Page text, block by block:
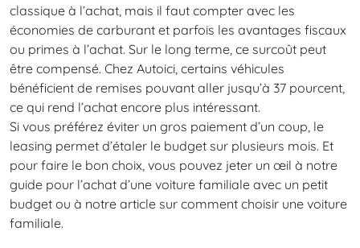
classique à l’achat, mais il faut compter avec les
économies de carburant et parfois les avantages fiscaux
ou primes à l’achat. Sur le long terme, ce surcoût peut
être compensé. Chez Autoici, certains véhicules
bénéficient de remises pouvant aller jusqu’à 37 pourcent,
ce qui rend l’achat encore plus intéressant.
Si vous préférez éviter un gros paiement d’un coup, le
leasing permet d’étaler le budget sur plusieurs mois. Et
pour faire le bon choix, vous pouvez jeter un œil à notre
guide pour l’achat d’une voiture familiale avec un petit
budget ou à notre article sur comment choisir une voiture
familiale.